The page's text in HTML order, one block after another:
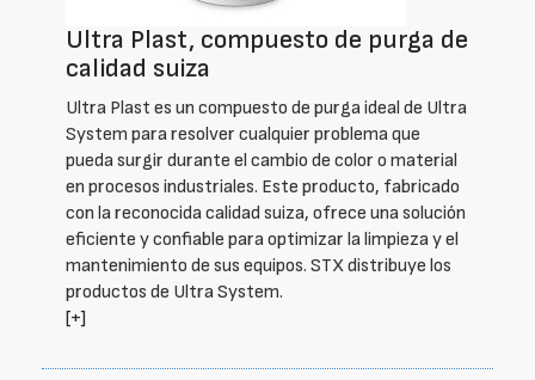
Ultra Plast, compuesto de purga de
calidad suiza
Ultra Plast es un compuesto de purga ideal de Ultra
System para resolver cualquier problema que
pueda surgir durante el cambio de color o material
en procesos industriales. Este producto, fabricado
con la reconocida calidad suiza, ofrece una solución
eficiente y confiable para optimizar la limpieza y el
mantenimiento de sus equipos. STX distribuye los
productos de Ultra System.
[+]